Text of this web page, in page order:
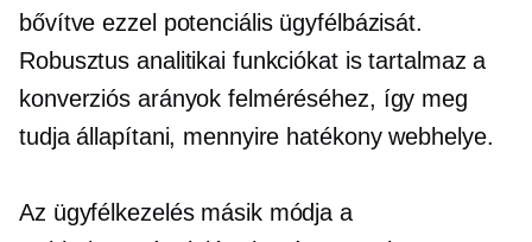
bővítve ezzel potenciális ügyfélbázisát.
Robusztus analitikai funkciókat is tartalmaz a
konverziós arányok felméréséhez, így meg
tudja állapítani, mennyire hatékony webhelye.
Az ügyfélkezelés másik módja a